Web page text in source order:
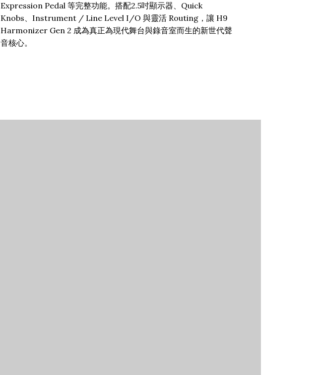
Expression Pedal 等完整功能。搭配2.5吋顯示器、Quick
Knobs、Instrument / Line Level I/O 與靈活 Routing，讓 H9
Harmonizer Gen 2 成為真正為現代舞台與錄音室而生的新世代聲
音核心。